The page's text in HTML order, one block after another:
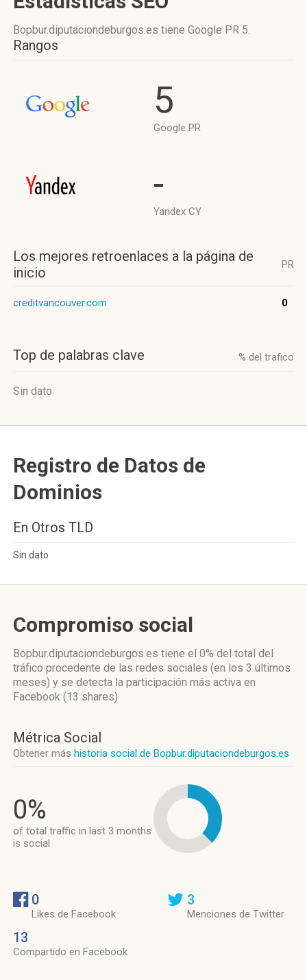
Bopbur.diputaciondeburgos.es tiene Google PR 5.
Rangos
5
Google PR
-
Yandex CY
Los mejores retroenlaces a la página de
inicio
PR
creditvancouver.com 0
Top de palabras clave % del trafico
Sin dato
Registro de Datos de
Dominios
En Otros TLD
Sin dato
Compromiso social
Bopbur.diputaciondeburgos.es tiene el 0% del total del
tráfico procedente de las redes sociales (en los 3 últimos
meses) y se detecta la participación más activa en
Facebook (13 shares)
Métrica Social
Obtener más historia social de Bopbur.diputaciondeburgos.es
0%
of total traffic in last 3 months
is social
0
Likes de Facebook
13
Compartido en Facebook
3
Menciones de Twitter